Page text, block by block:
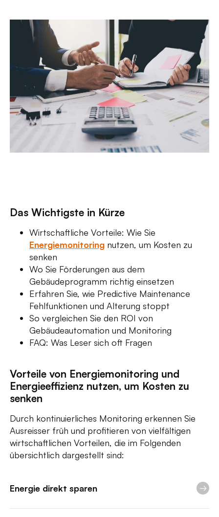
Das Wichtigste in Kürze
Wirtschaftliche Vorteile: Wie Sie
Energiemonitoring nutzen, um Kosten zu
senken
Wo Sie Förderungen aus dem
Gebäudeprogramm richtig einsetzen
Erfahren Sie, wie Predictive Maintenance
Fehlfunktionen und Alterung stoppt
So vergleichen Sie den ROI von
Gebäudeautomation und Monitoring
FAQ: Was Leser sich oft Fragen
Vorteile von Energiemonitoring und
Energieeffizienz nutzen, um Kosten zu
senken
Durch kontinuierliches Monitoring erkennen Sie
Ausreisser früh und profitieren von vielfältigen
wirtschaftlichen Vorteilen, die im Folgenden
übersichtlich dargestellt sind:
Energie direkt sparen